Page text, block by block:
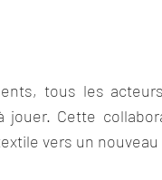
tous les
Cette
vers un